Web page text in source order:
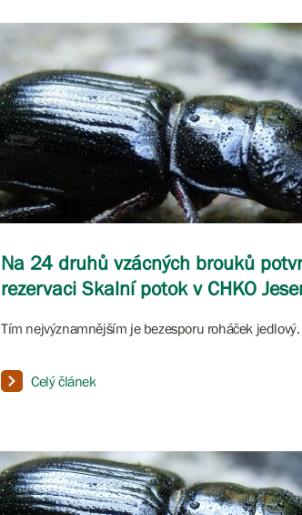
Na 24 druhů vzácných brouků
rezervaci Skalní potok v CHKO
Tím nejvýznamnějším je bezesporu roháček jedlový.
Celý článek